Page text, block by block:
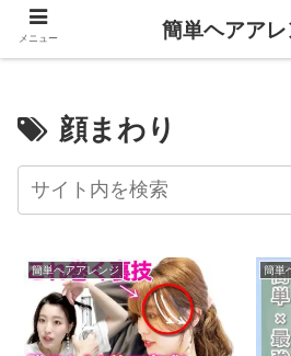
顔まわり
簡単ヘアアレンジ 簡単
メニュー 簡単ヘアア